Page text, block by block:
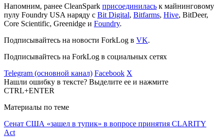
Напомним, ранее CleanSpark присоединилась к майнинговому
пулу Foundry USA наряду с Bit Digital, Bitfarms, Hive, BitDeer,
Core Scientific, Greenidge и Foundry.
Подписывайтесь на новости ForkLog в VK.
Подписывайтесь на ForkLog в социальных сетях
Telegram (основной канал) Facebook X
Нашли ошибку в тексте? Выделите ее и нажмите
CTRL+ENTER
Материалы по теме
Сенат США «зашел в тупик» в вопросе принятия CLARITY
Act